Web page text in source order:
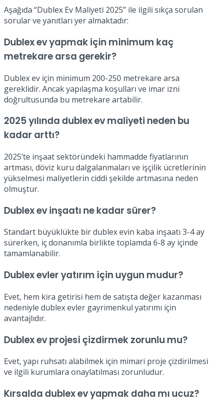
Aşağıda “Dublex Ev Maliyeti 2025” ile ilgili sıkça sorulan
sorular ve yanıtları yer almaktadır:
Dublex ev yapmak için minimum kaç
metrekare arsa gerekir?
Dublex ev için minimum 200-250 metrekare arsa
gereklidir. Ancak yapılaşma koşulları ve imar izni
doğrultusunda bu metrekare artabilir.
2025 yılında dublex ev maliyeti neden bu
kadar arttı?
2025’te inşaat sektöründeki hammadde fiyatlarının
artması, döviz kuru dalgalanmaları ve işçilik ücretlerinin
yükselmesi maliyetlerin ciddi şekilde artmasına neden
olmuştur.
Dublex ev inşaatı ne kadar sürer?
Standart büyüklükte bir dublex evin kaba inşaatı 3-4 ay
sürerken, iç donanımla birlikte toplamda 6-8 ay içinde
tamamlanabilir.
Dublex evler yatırım için uygun mudur?
Evet, hem kira getirisi hem de satışta değer kazanması
nedeniyle dublex evler gayrimenkul yatırımı için
avantajlıdır.
Dublex ev projesi çizdirmek zorunlu mu?
Evet, yapı ruhsatı alabilmek için mimari proje çizdirilmesi
ve ilgili kurumlara onaylatılması zorunludur.
Kırsalda dublex ev yapmak daha mı ucuz?